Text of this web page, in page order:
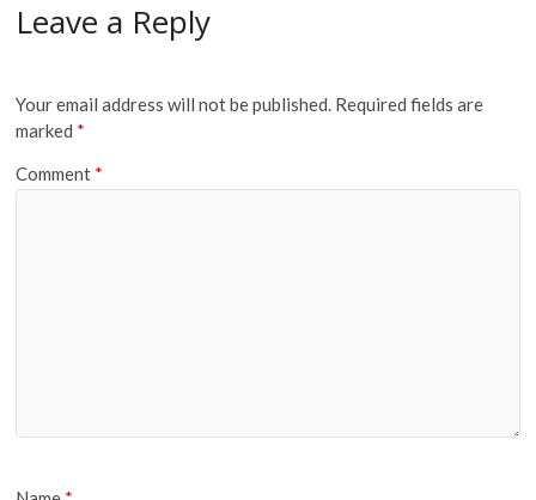
Leave a Reply
Your email address will not be published. Required fields are
marked *
Comment *